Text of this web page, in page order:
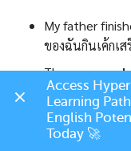
My father
ของฉันกินเค้กเส
The company
กำหนดกฎความ
Access
Learning
English
Today 🚀